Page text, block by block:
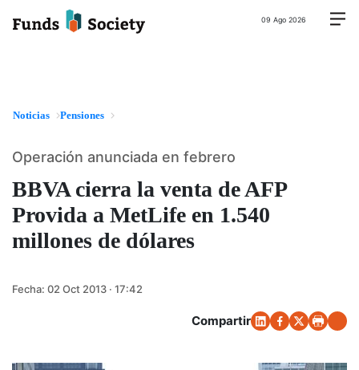
09 Ago 2026
Noticias Pensiones
BBVA cierra la venta de AFP
Provida a MetLife en 1.540
millones de dólares
Operación anunciada en febrero
Fecha: 02 Oct 2013 · 17:42
Compartir